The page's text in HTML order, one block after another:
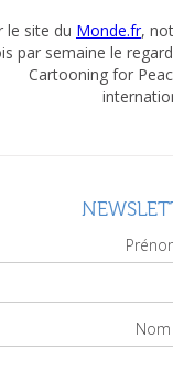
le site du Monde.fr,
par semaine le
Cartooning for
Nom